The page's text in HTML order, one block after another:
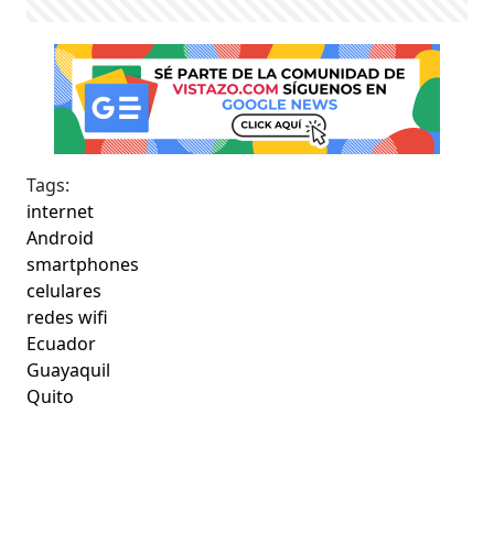
Tags:
internet
Android
smartphones
celulares
redes wifi
Ecuador
Guayaquil
Quito